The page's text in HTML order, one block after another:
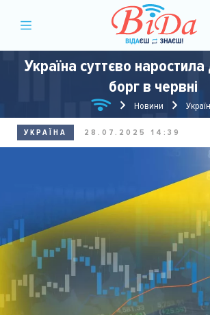
Україна суттєво
борг в червні
Новини
УКРАЇНА 28.07.2025 14:39